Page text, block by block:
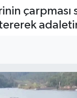
çarpması